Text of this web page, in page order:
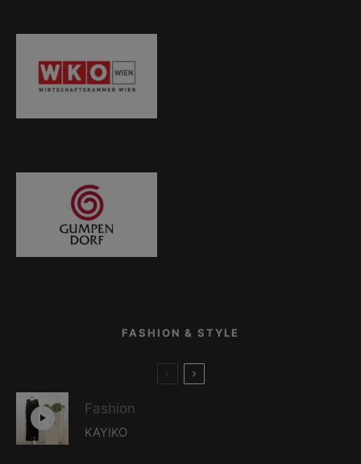
FASHION & STYLE
Fashion
KAYIKO